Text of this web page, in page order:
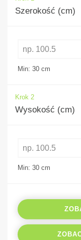
Szerokość (cm)
Min: 30 cm
Krok 2
Wysokość (cm)
Min: 30 cm